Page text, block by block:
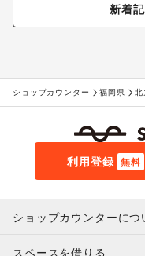
新着
ショップカウンター 福岡県 北
利用登録 無料
ショップカウンターにつ
スペースを借りる